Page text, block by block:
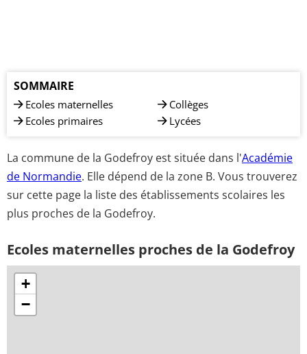
SOMMAIRE
Ecoles maternelles
Ecoles primaires
Collèges
Lycées
La commune de la Godefroy est située dans l'Académie
de Normandie. Elle dépend de la zone B. Vous trouverez
sur cette page la liste des établissements scolaires les
plus proches de la Godefroy.
Ecoles maternelles proches de la Godefroy
+
−